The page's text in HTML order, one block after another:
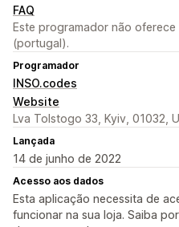
FAQ
Este programador não
(portugal).
Programador
INSO.codes
Website
Lva Tolstogo 33, Kyiv, 01032,
Lançada
14 de junho de 2022
Acesso aos dados
Esta aplicação necessita de
funcionar na sua loja. Saiba